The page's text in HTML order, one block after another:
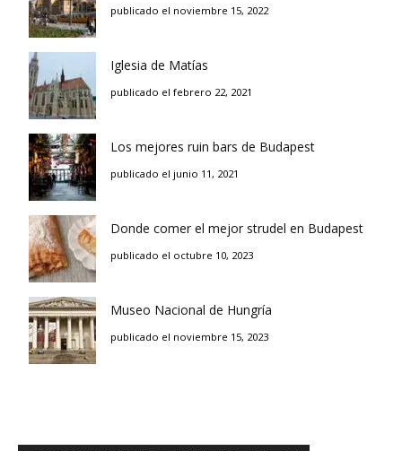
publicado el noviembre 15, 2022
Iglesia de Matías
publicado el febrero 22, 2021
Los mejores ruin bars de Budapest
publicado el junio 11, 2021
Donde comer el mejor strudel en Budapest
publicado el octubre 10, 2023
Museo Nacional de Hungría
publicado el noviembre 15, 2023